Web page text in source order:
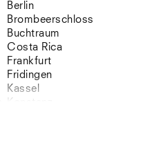
Berlin
Brombeerschloss
Buchtraum
Costa Rica
Frankfurt
Fridingen
Kassel